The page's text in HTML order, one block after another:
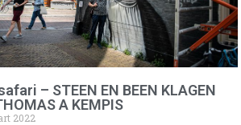
– STEEN EN BEEN KLAGEN
A KEMPIS
2022